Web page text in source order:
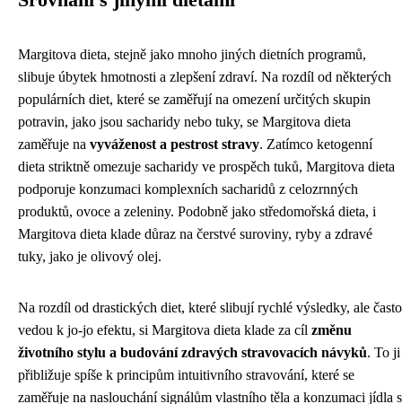
Margitova dieta, stejně jako mnoho jiných dietních programů,
slibuje úbytek hmotnosti a zlepšení zdraví. Na rozdíl od některých
populárních diet, které se zaměřují na omezení určitých skupin
potravin, jako jsou sacharidy nebo tuky, se Margitova dieta
zaměřuje na vyváženost a pestrost stravy. Zatímco ketogenní
dieta striktně omezuje sacharidy ve prospěch tuků, Margitova dieta
podporuje konzumaci komplexních sacharidů z celozrnných
produktů, ovoce a zeleniny. Podobně jako středomořská dieta, i
Margitova dieta klade důraz na čerstvé suroviny, ryby a zdravé
tuky, jako je olivový olej.
Na rozdíl od drastických diet, které slibují rychlé výsledky, ale často
vedou k jo-jo efektu, si Margitova dieta klade za cíl změnu
životního stylu a budování zdravých stravovacích návyků. To ji
přibližuje spíše k principům intuitivního stravování, které se
zaměřuje na naslouchání signálům vlastního těla a konzumaci jídla s